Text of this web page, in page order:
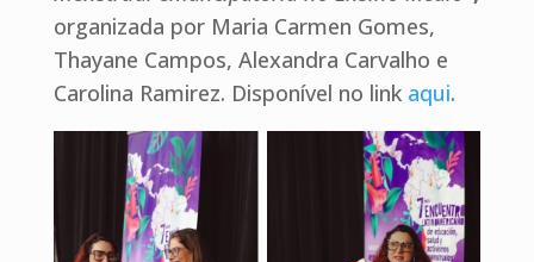
organizada por Maria Carmen Gomes,
Thayane Campos, Alexandra Carvalho e
Carolina Ramirez. Disponível no link aqui.